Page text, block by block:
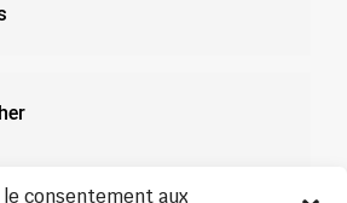
le consentement aux